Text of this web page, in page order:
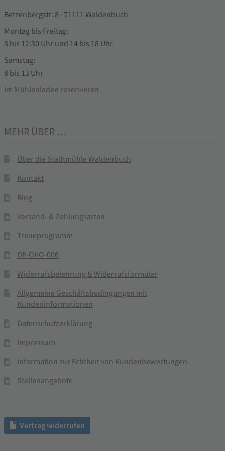
Betzenbergstr. 8 · 71111 Waldenbuch
Montag bis Freitag:
8 bis 12:30 Uhr und 14 bis 18 Uhr
Samstag:
8 bis 13 Uhr
Im Mühlenladen reservieren
MEHR ÜBER …
Über die Stadtmühle Waldenbuch
Kontakt
Blog
Versand- & Zahlungsarten
Treueprogramm
DE-ÖKO-006
Widerrufsbelehrung & Widerrufsformular
Allgemeine Geschäftsbedingungen mit
Kundeninformationen
Datenschutzerklärung
Impressum
Information zur Echtheit von Kundenbewertungen
Stellenangebote
Vertrag widerrufen